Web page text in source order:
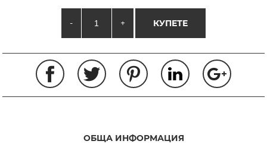
- + КУПЕТЕ
ОБЩА ИНФОРМАЦИЯ